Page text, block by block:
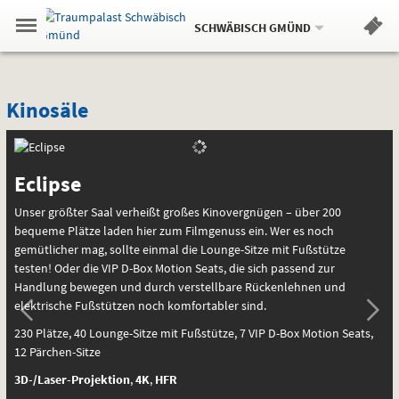
Springe
zum
,zum
.
Navigation
Menü
Gehe
zur
Standortauswahl
Standort:
SCHWÄBISCH GMÜND.
Weitere
Hinweis
Kinosäle
Kinosäle
Kinosäle
Slider
Eclipse
Unser größter Saal verheißt großes Kinovergnügen – über 200
bequeme Plätze laden hier zum Filmgenuss ein. Wer es noch
gemütlicher mag, sollte einmal die Lounge-Sitze mit Fußstütze
testen! Oder dieVIP D-Box Motion Seats, die sich passend zur
Handlung bewegen und durch verstellbare Rückenlehnen und
elektrische Fußstützen noch komfortabler sind.
230 Plätze, 40 Lounge-Sitze mit Fußstütze, 7VIP D-Box Motion Seats,
12 Pärchen-Sitze
3D-/Laser-Projektion,4K, HFR